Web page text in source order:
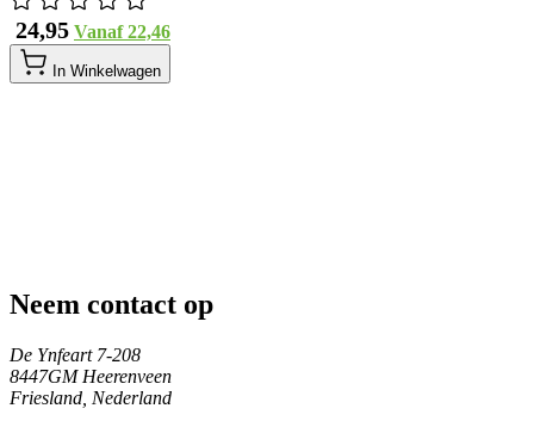
​ 24,95 Vanaf​ 22,46
In Winkelwagen
Neem contact op
De Ynfeart 7-208
8447GM Heerenveen
Friesland, Nederland